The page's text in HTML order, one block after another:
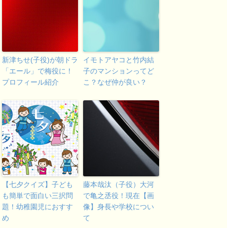
新津ちせ(子役)が朝ドラ
「エール」で梅役に！
プロフィール紹介
イモトアヤコと竹内結
子のマンションってど
こ？なぜ仲が良い？
【七夕クイズ】子ども
も簡単で面白い三択問
題！幼稚園児におすす
め
藤本哉汰（子役）大河
で亀之丞役！現在【画
像】身長や学校につい
て